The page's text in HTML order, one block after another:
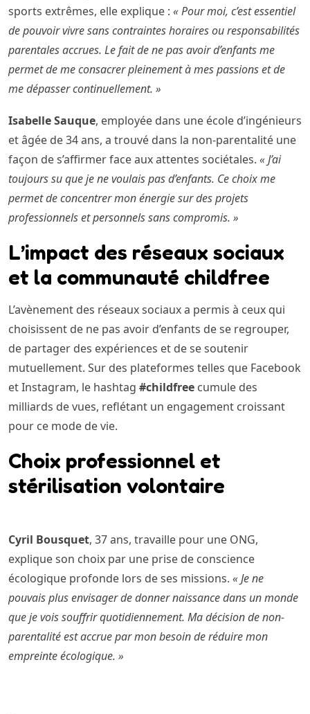
sports extrêmes, elle explique : « Pour moi, c’est essentiel
de pouvoir vivre sans contraintes horaires ou responsabilités
parentales accrues. Le fait de ne pas avoir d’enfants me
permet de me consacrer pleinement à mes passions et de
me dépasser continuellement. »
Isabelle Sauque, employée dans une école d’ingénieurs
et âgée de 34 ans, a trouvé dans la non-parentalité une
façon de s’affirmer face aux attentes sociétales. « J’ai
toujours su que je ne voulais pas d’enfants. Ce choix me
permet de concentrer mon énergie sur des projets
professionnels et personnels sans compromis. »
L’impact des réseaux sociaux
et la communauté childfree
L’avènement des réseaux sociaux a permis à ceux qui
choisissent de ne pas avoir d’enfants de se regrouper,
de partager des expériences et de se soutenir
mutuellement. Sur des plateformes telles que Facebook
et Instagram, le hashtag #childfree cumule des
milliards de vues, reflétant un engagement croissant
pour ce mode de vie.
Choix professionnel et
stérilisation volontaire
Cyril Bousquet, 37 ans, travaille pour une ONG,
explique son choix par une prise de conscience
écologique profonde lors de ses missions. « Je ne
pouvais plus envisager de donner naissance dans un monde
que je vois souffrir quotidiennement. Ma décision de non-
parentalité est accrue par mon besoin de réduire mon
empreinte écologique. »